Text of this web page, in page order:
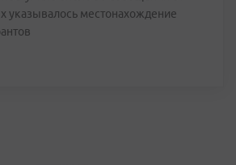
указывалось местонахождение